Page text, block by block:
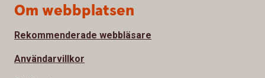
Om webbplatsen
Rekommenderade webbläsare
Användarvillkor